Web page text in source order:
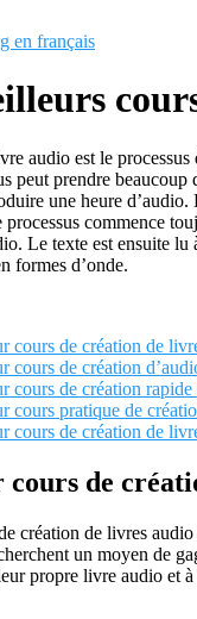
en français
audio est le
peut prendre
une heure
processus commence
Le texte est ensuite
formes d’onde.
cours de création de
cours de création
cours de création
cours pratique de
cours de création de
de
création de livres
un moyen de
propre livre audio et